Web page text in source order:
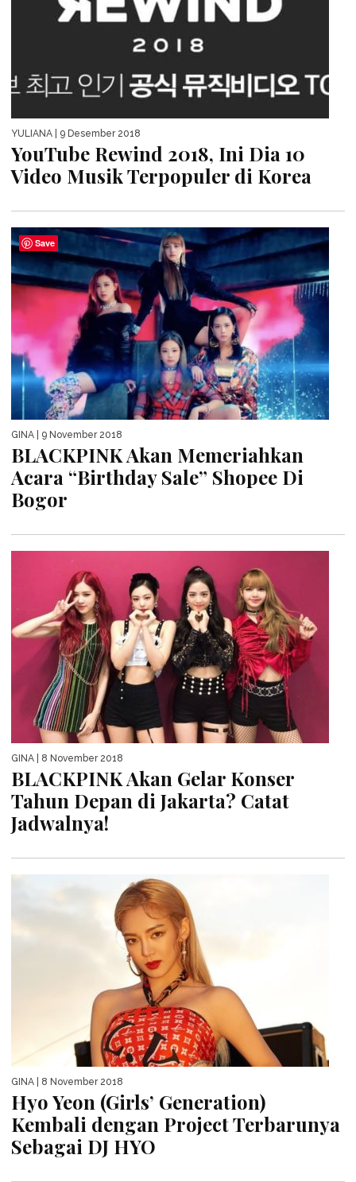
YULIANA | 9 Desember 2018
YouTube Rewind 2018, Ini Dia 10
Video Musik Terpopuler di Korea
GINA | 9 November 2018
BLACKPINK Akan Memeriahkan
Acara “Birthday Sale” Shopee Di
Bogor
GINA | 8 November 2018
BLACKPINK Akan Gelar Konser
Tahun Depan di Jakarta? Catat
Jadwalnya!
GINA | 8 November 2018
Hyo Yeon (Girls’ Generation)
Kembali dengan Project Terbarunya
Sebagai DJ HYO
Save